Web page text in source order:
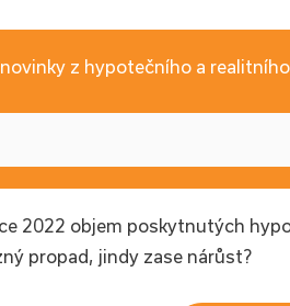
z hypotečního a
2022 objem poskytnutých
propad, jindy zase nárůst?